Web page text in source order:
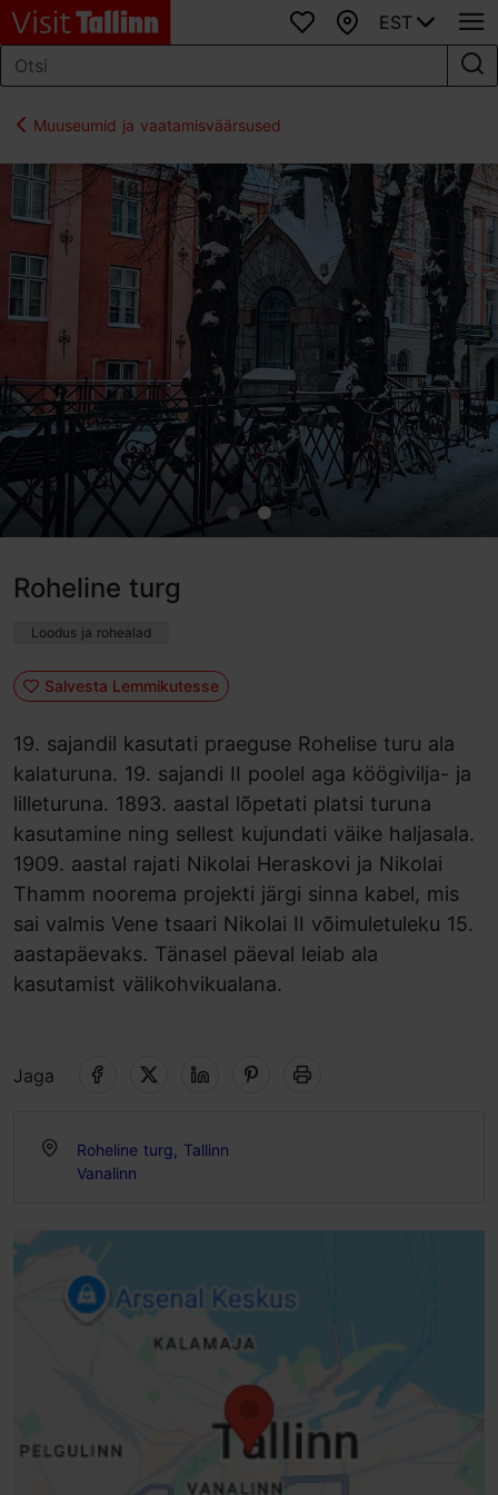
Lemmikud
Kaart
EST
Muuseumid ja vaatamisväärsused
Roheline turg
Loodus ja rohealad
Salvesta Lemmikutesse
19. sajandil kasutati praeguse Rohelise turu ala
kalaturuna. 19. sajandi II poolel aga köögivilja- ja
lilleturuna. 1893. aastal lõpetati platsi turuna
kasutamine ning sellest kujundati väike haljasala.
1909. aastal rajati Nikolai Heraskovi ja Nikolai
Thamm noorema projekti järgi sinna kabel, mis
sai valmis Vene tsaari Nikolai II võimuletuleku 15.
aastapäevaks. Tänasel päeval leiab ala
kasutamist välikohvikualana.
Jaga
Roheline turg, Tallinn
Vanalinn